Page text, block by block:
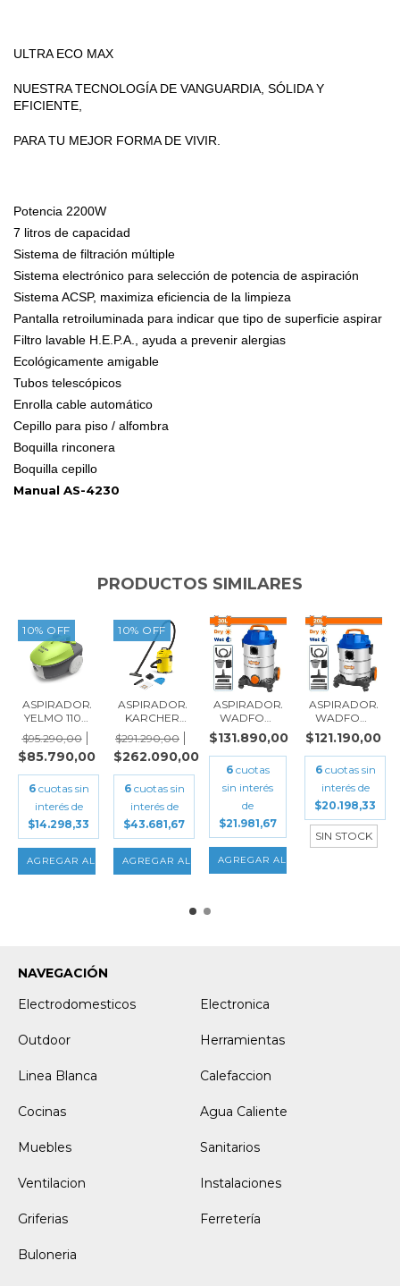
ULTRA ECO MAX
NUESTRA TECNOLOGÍA DE VANGUARDIA, SÓLIDA Y
EFICIENTE,
PARA TU MEJOR FORMA DE VIVIR.
Potencia 2200W
7 litros de capacidad
Sistema de filtración múltiple
Sistema electrónico para selección de potencia de aspiración
Sistema ACSP, maximiza eficiencia de la limpieza
Pantalla retroiluminada para indicar que tipo de superficie aspirar
Filtro lavable H.E.P.A., ayuda a prevenir alergias
Ecológicamente amigable
Tubos telescópicos
Enrolla cable automático
Cepillo para piso / alfombra
Boquilla rinconera
Boquilla cepillo
Manual AS-4230
PRODUCTOS SIMILARES
10% OFF
ASPIRADORA
YELMO 1100
BOLSA AS-
321...
$95.290,00
$85.790,00
6 cuotas sin
interés de
$14.298,33
10% OFF
ASPIRADORA
KARCHER
1000W WD1
SOLIDOS Y
L...
$291.290,00
$262.090,00
6 cuotas sin
interés de
$43.681,67
ASPIRADORA
WADFOW
1200W 30 L
WVR4A30-4
$131.890,00
6 cuotas
sin interés
de
$21.981,67
ASPIRADORA
WADFOW
1200W 20 L
WVR4A20-4
$121.190,00
6 cuotas sin
interés de
$20.198,33
SIN STOCK
NAVEGACIÓN
Electrodomesticos
Electronica
Outdoor Herramientas
Linea Blanca Calefaccion
Cocinas Agua Caliente
Muebles Sanitarios
Ventilacion Instalaciones
Griferias Ferretería
Buloneria